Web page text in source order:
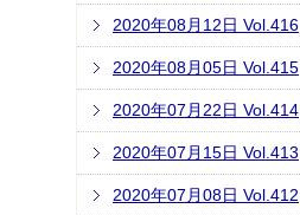
2020年08月12日 Vol.416
2020年08月05日 Vol.415
2020年07月22日 Vol.414
2020年07月15日 Vol.413
2020年07月08日 Vol.412